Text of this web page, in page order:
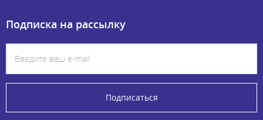
Подписка на рассылку
Подписаться